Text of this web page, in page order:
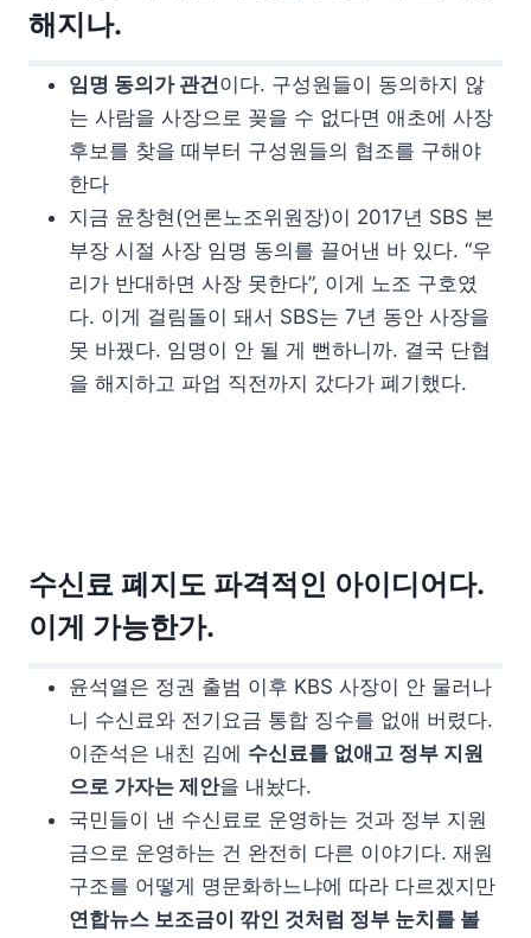
해지나.
임명 동의가 관건이다. 구성원들이 동의하지 않
는 사람을 사장으로 꽂을 수 없다면 애초에 사장
후보를 찾을 때부터 구성원들의 협조를 구해야
한다
지금 윤창현(언론노조위원장)이 2017년 SBS 본
부장 시절 사장 임명 동의를 끌어낸 바 있다. “우
리가 반대하면 사장 못한다”, 이게 노조 구호였
다. 이게 걸림돌이 돼서 SBS는 7년 동안 사장을
못 바꿨다. 임명이 안 될 게 뻔하니까. 결국 단협
을 해지하고 파업 직전까지 갔다가 폐기했다.
수신료 폐지도 파격적인 아이디어다.
이게 가능한가.
윤석열은 정권 출범 이후 KBS 사장이 안 물러나
니 수신료와 전기요금 통합 징수를 없애 버렸다.
이준석은 내친 김에 수신료를 없애고 정부 지원
으로 가자는 제안을 내놨다.
국민들이 낸 수신료로 운영하는 것과 정부 지원
금으로 운영하는 건 완전히 다른 이야기다. 재원
구조를 어떻게 명문화하느냐에 따라 다르겠지만
연합뉴스 보조금이 깎인 것처럼 정부 눈치를 볼